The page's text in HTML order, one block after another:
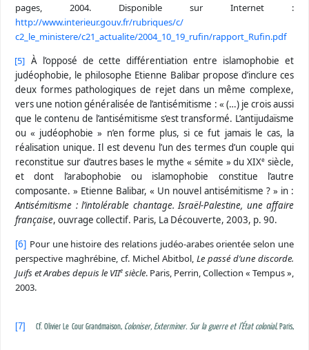
pages, 2004. Disponible sur Internet :
http://www.interieur.gouv.fr/rubriques/c/
c2_le_ministere/c21_actualite/2004_10_19_rufin/rapport_Rufin.pdf
[5] À l’opposé de cette différentiation entre islamophobie et
judéophobie, le philosophe Etienne Balibar propose d’inclure ces
deux formes pathologiques de rejet dans un même complexe,
vers une notion généralisée de l’antisémitisme : « (…) je crois aussi
que le contenu de l’antisémitisme s’est transformé. L’antijudaïsme
ou « judéophobie » n’en forme plus, si ce fut jamais le cas, la
réalisation unique. Il est devenu l’un des termes d’un couple qui
reconstitue sur d’autres bases le mythe « sémite » du XIXe siècle,
et dont l’arabophobie ou islamophobie constitue l’autre
composante. » Etienne Balibar, « Un nouvel antisémitisme ? » in :
Antisémitisme : l’intolérable chantage. Israël-Palestine, une affaire
française, ouvrage collectif. Paris, La Découverte, 2003, p. 90.
[6] Pour une histoire des relations judéo-arabes orientée selon une
perspective maghrébine, cf. Michel Abitbol, Le passé d’une discorde.
Juifs et Arabes depuis le VIIe siècle. Paris, Perrin, Collection « Tempus »,
2003.
[7] Cf. Olivier Le Cour Grandmaison, Coloniser, Exterminer. Sur la guerre et l’État colonial, Paris,